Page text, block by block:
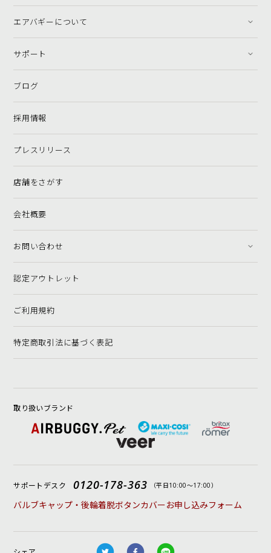
エアバギーについて
サポート
ブログ
採用情報
プレスリリース
店舗をさがす
会社概要
お問い合わせ
認定アウトレット
ご利用規約
特定商取引法に基づく表記
取り扱いブランド
サポートデスク 0120-178-363 （平日10:00〜17:00）
バルブキャップ・後輪着脱ボタンカバーお申し込みフォーム